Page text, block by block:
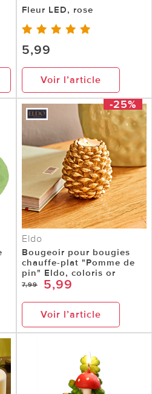
Fleur LED, rose
5,99
Voir l’article
-25%
Eldo
Bougeoir pour bougies
chauffe-plat "Pomme de
pin" Eldo, coloris or
7,99 5,99
Voir l’article